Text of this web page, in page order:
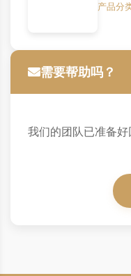
产品分
需要帮助吗？
我们的团队已准备